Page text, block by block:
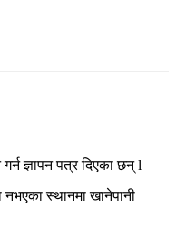
ज्ञापन पत्र दिएका छन् l
नभएका स्थानमा खानेपानी